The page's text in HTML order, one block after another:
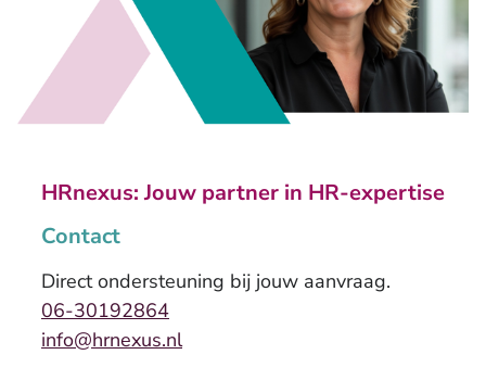
HRnexus: Jouw partner in HR-expertise
Contact
Direct ondersteuning bij jouw aanvraag.
06-30192864
info@hrnexus.nl